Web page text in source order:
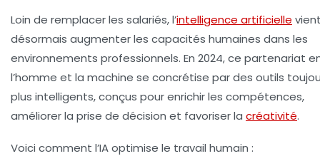
Loin de remplacer les salariés, l’intelligence artificielle
désormais augmenter les capacités humaines dans les
environnements professionnels. En 2024, ce partenariat
l’homme et la machine se concrétise par des outils
plus intelligents, conçus pour enrichir les compétences,
améliorer la prise de décision et favoriser la créativité.
Voici comment l’IA optimise le travail humain :